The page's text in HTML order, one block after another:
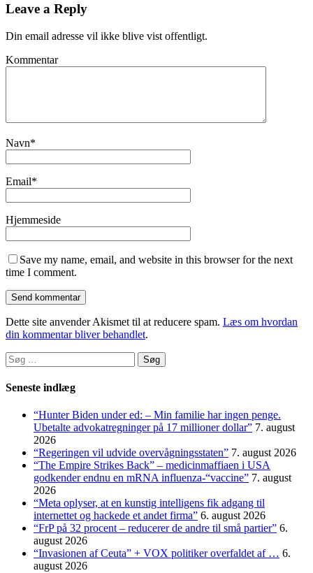
Leave a Reply
Din email adresse vil ikke blive vist offentligt.
Kommentar
Navn*
Email*
Hjemmeside
Save my name, email, and website in this browser for the next
time I comment.
Dette site anvender Akismet til at reducere spam. Læs om hvordan
din kommentar bliver behandlet.
Søg
efter:
Seneste indlæg
“Hunter Biden under ed: – Min familie har ingen penge.
Ubetalte advokat­regninger på 17 millioner dollar” 7. august
2026
“Regeringen vil udvide overvågningsstaten” 7. august 2026
“The Empire Strikes Back” – medicinmaffiaen i USA
godkender endnu en mRNA influenza-“vaccine” 7. august
2026
“Meta oplyser, at en kunstig intelligens fik adgang til
internettet og hackede et andet firma” 6. august 2026
“FrP på 32 procent – reducerer de andre til små partier” 6.
august 2026
“Invasionen af Ceuta” + VOX politiker overfaldet af … 6.
august 2026